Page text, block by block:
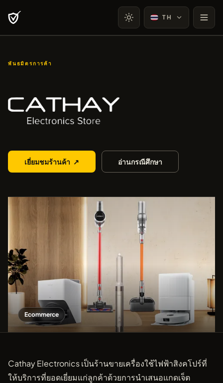
TH
พันธมิตรการค้า
เยี่ยมชมร้านค้า ↗ อ่านกรณีศึกษา
Ecommerce
Cathay Electronics เป็นร้านขายเครื่องใช้ไฟฟ้าสิงคโปร์ที่
ให้บริการที่ยอดเยี่ยมแก่ลูกค้าด้วยการนำเสนอแกดเจ็ต